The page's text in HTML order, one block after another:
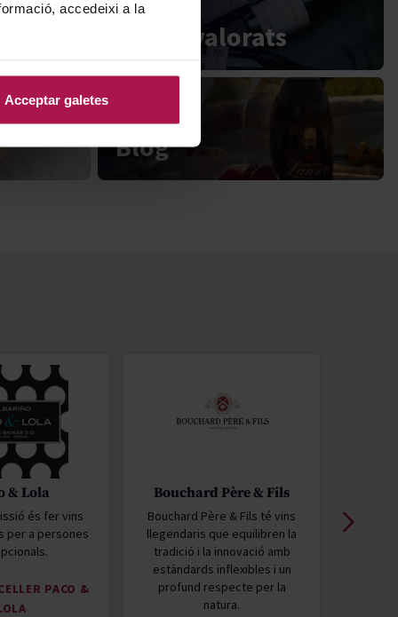
accedeixi a la
Acceptar galetes
Millor valorats
Blog
& Lola
és fer vins
per a persones
PACO &
Bouchard Père & Fils
Bouchard Père & Fils té vins
llegendaris que equilibren la
tradició i la innovació amb
estàndards inflexibles i un
profund respecte per la
natura.